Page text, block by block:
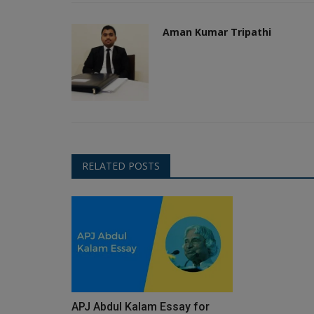
Aman Kumar Tripathi
RELATED POSTS
APJ Abdul Kalam Essay for